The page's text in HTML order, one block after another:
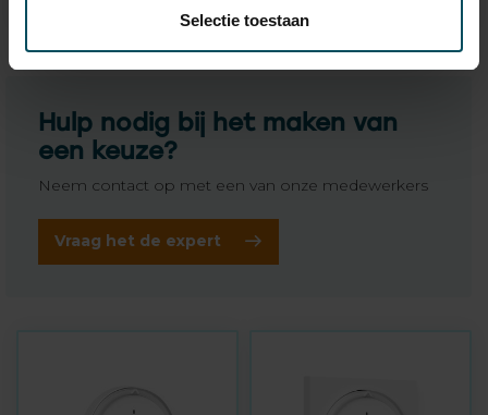
Selectie toestaan
Hulp nodig bij het maken van
een keuze?
Neem contact op met een van onze medewerkers
Vraag het de expert